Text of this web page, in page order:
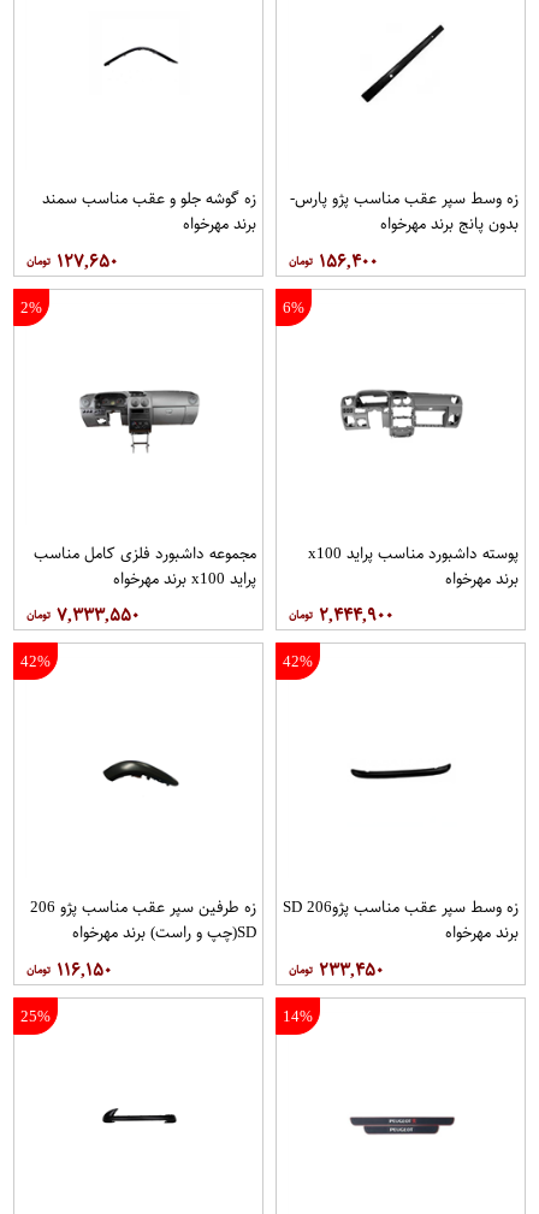
زه وسط سپر عقب مناسب پژو پارس-
بدون پانج برند مهرخواه
۱۵۶,۴۰۰
زه گوشه جلو و عقب مناسب سمند
برند مهرخواه
۱۲۷,۶۵۰
6%
پوسته داشبورد مناسب پراید x100
برند مهرخواه
۲,۴۴۴,۹۰۰
2%
مجموعه داشبورد فلزی كامل مناسب
پراید x100 برند مهرخواه
۷,۳۳۳,۵۵۰
42%
زه وسط سپر عقب مناسب پژو206 SD
برند مهرخواه
۲۳۳,۴۵۰
42%
زه طرفین سپر عقب مناسب پژو 206
SD(چپ و راست) برند مهرخواه
۱۱۶,۱۵۰
14%
25%